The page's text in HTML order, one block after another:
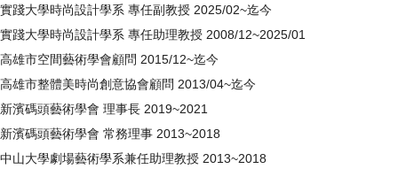
實踐大學時尚設計學系 專任副教授 2025/02~迄今
實踐大學時尚設計學系 專任助理教授 2008/12~2025/01
高雄市空間藝術學會顧問 2015/12~迄今
高雄市整體美時尚創意協會顧問 2013/04~迄今
新濱碼頭藝術學會 理事長 2019~2021
新濱碼頭藝術學會 常務理事 2013~2018
中山大學劇場藝術學系兼任助理教授 2013~2018